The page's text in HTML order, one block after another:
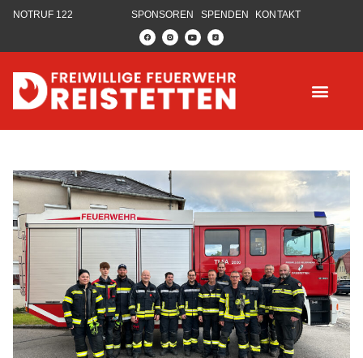
NOTRUF 122 SPONSOREN SPENDEN KONTAKT